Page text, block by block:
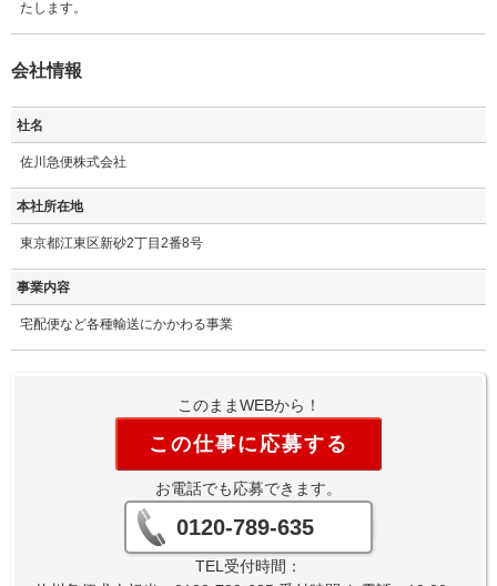
たします。
会社情報
社名
佐川急便株式会社
本社所在地
東京都江東区新砂2丁目2番8号
事業内容
宅配便など各種輸送にかかわる事業
このままWEBから！
この仕事に応募する
お電話でも応募できます。
0120-789-635
TEL受付時間：